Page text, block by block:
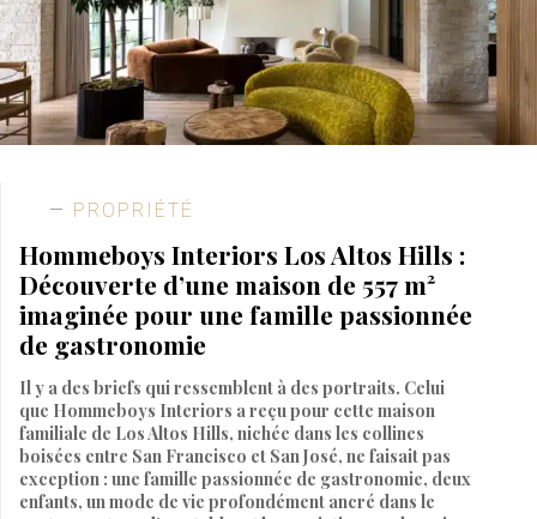
PROPRIÉTÉ
Hommeboys Interiors Los Altos Hills :
Découverte d’une maison de 557 m²
imaginée pour une famille passionnée
de gastronomie
Il y a des briefs qui ressemblent à des portraits. Celui
que Hommeboys Interiors a reçu pour cette maison
familiale de Los Altos Hills, nichée dans les collines
boisées entre San Francisco et San José, ne faisait pas
exception : une famille passionnée de gastronomie, deux
enfants, un mode de vie profondément ancré dans le